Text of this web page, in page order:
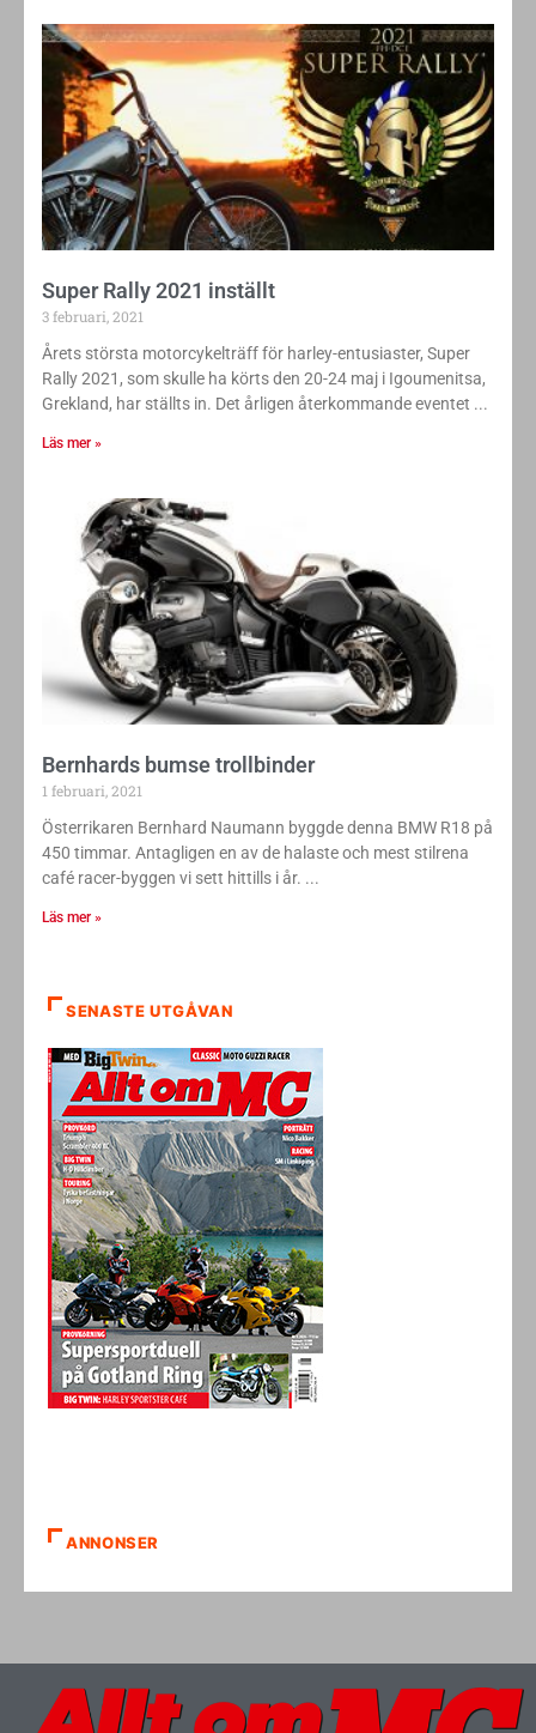
Super Rally 2021 inställt
3 februari, 2021
Årets största motorcykelträff för harley-entusiaster, Super
Rally 2021, som skulle ha körts den 20-24 maj i Igoumenitsa,
Grekland, har ställts in. Det årligen återkommande eventet
Läs mer »
Bernhards bumse trollbinder
1 februari, 2021
Österrikaren Bernhard Naumann byggde denna BMW R18 på
450 timmar. Antagligen en av de halaste och mest stilrena
café racer-byggen vi sett hittills i år.
Läs mer »
SENASTE UTGÅVAN
ANNONSER